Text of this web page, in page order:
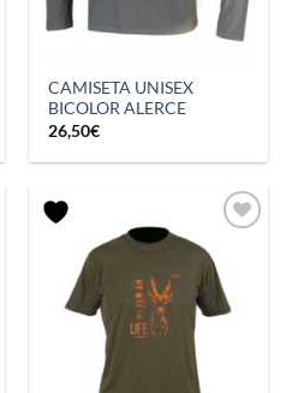
CAMISETA UNISEX
BICOLOR ALERCE
26,50€